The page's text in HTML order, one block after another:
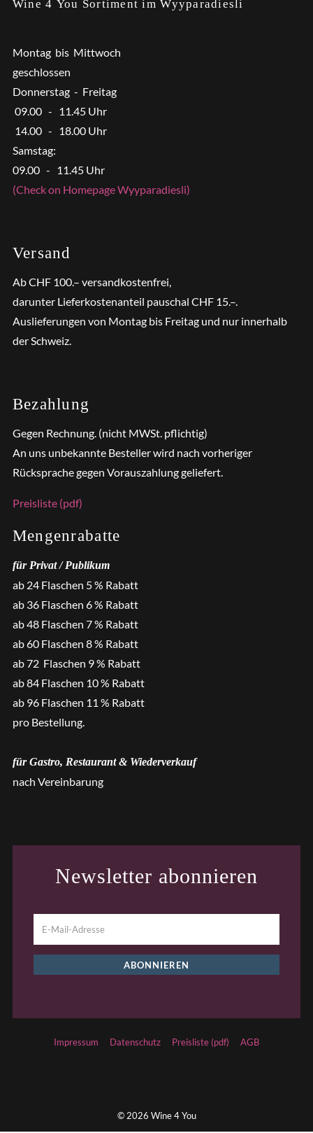
Wine 4 You Sortiment im Wyyparadiesli
Montag bis Mittwoch
geschlossen
Donnerstag - Freitag
09.00 - 11.45 Uhr
14.00 - 18.00 Uhr
Samstag:
09.00 - 11.45 Uhr
(Check on Homepage Wyyparadiesli)
Versand
Ab CHF 100.– versandkostenfrei,
darunter Lieferkostenanteil pauschal CHF 15.–.
Auslieferungen von Montag bis Freitag und nur innerhalb
der Schweiz.
Bezahlung
Gegen Rechnung. (nicht MWSt. pflichtig)
An uns unbekannte Besteller wird nach vorheriger
Rücksprache gegen Vorauszahlung geliefert.
Preisliste (pdf)
Mengenrabatte
für Privat / Publikum
ab 24 Flaschen 5 % Rabatt
ab 36 Flaschen 6 % Rabatt
ab 48 Flaschen 7 % Rabatt
ab 60 Flaschen 8 % Rabatt
ab 72 Flaschen 9 % Rabatt
ab 84 Flaschen 10 % Rabatt
ab 96 Flaschen 11 % Rabatt
pro Bestellung.
für Gastro, Restaurant & Wiederverkauf
nach Vereinbarung
Newsletter abonnieren
Impressum Datenschutz Preisliste (pdf) AGB
© 2026 Wine 4 You